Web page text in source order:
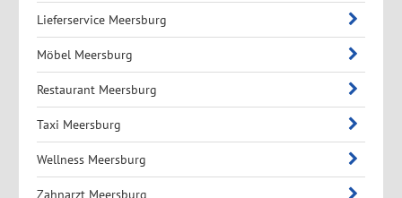
Lieferservice Meersburg
Möbel Meersburg
Restaurant Meersburg
Taxi Meersburg
Wellness Meersburg
Zahnarzt Meersburg